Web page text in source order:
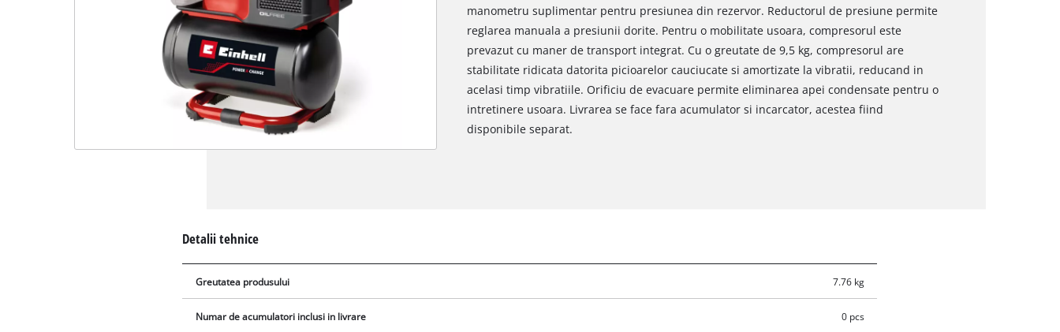
manometru suplimentar pentru presiunea din rezervor. Reductorul de presiune permite
reglarea manuala a presiunii dorite. Pentru o mobilitate usoara, compresorul este
prevazut cu maner de transport integrat. Cu o greutate de 9,5 kg, compresorul are
stabilitate ridicata datorita picioarelor cauciucate si amortizate la vibratii, reducand in
acelasi timp vibratiile. Orificiu de evacuare permite eliminarea apei condensate pentru o
intretinere usoara. Livrarea se face fara acumulator si incarcator, acestea fiind
disponibile separat.
Detalii tehnice
Greutatea produsului 7.76 kg
Numar de acumulatori inclusi in livrare 0 pcs